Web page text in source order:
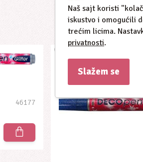
46177
Naš sajt koristi
iskustvo i omogućili
trećim licima.
privatnosti.
Slažem se